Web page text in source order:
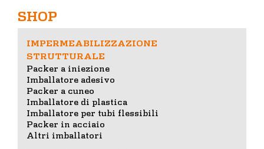
SHOP
IMPERMEABILIZZAZIONE
STRUTTURALE
Packer a iniezione
Imballatore adesivo
Packer a cuneo
Imballatore di plastica
Imballatore per tubi flessibili
Packer in acciaio
Altri imballatori